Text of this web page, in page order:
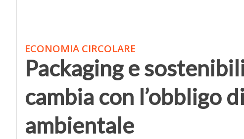
ECONOMIA CIRCOLARE
Packaging e
cambia con l’obbligo
ambientale